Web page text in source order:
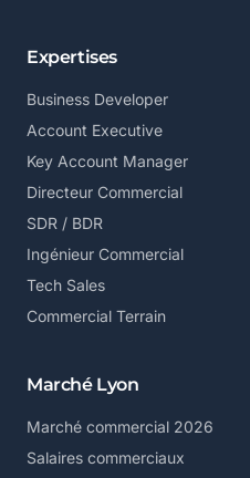
Expertises
Business Developer
Account Executive
Key Account Manager
Directeur Commercial
SDR / BDR
Ingénieur Commercial
Tech Sales
Commercial Terrain
Marché Lyon
Marché commercial 2026
Salaires commerciaux